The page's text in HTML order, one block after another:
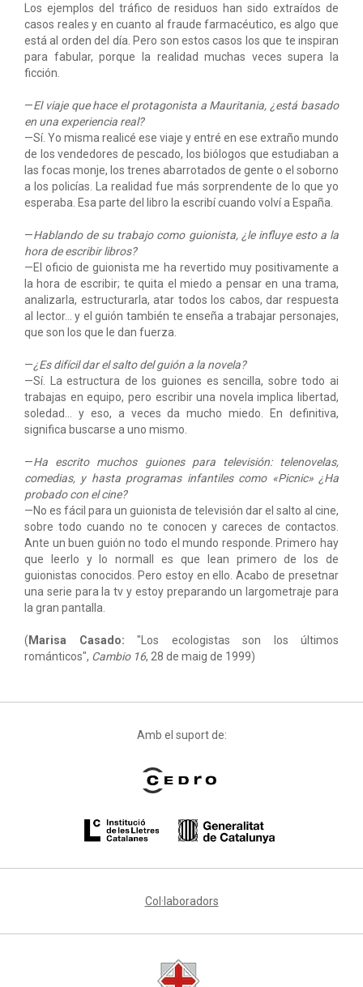
Los ejemplos del tráfico de residuos han sido extraídos de
casos reales y en cuanto al fraude farmacéutico, es algo que
está al orden del día. Pero son estos casos los que te inspiran
para fabular, porque la realidad muchas veces supera la
ficción.
—El viaje que hace el protagonista a Mauritania, ¿está basado
en una experiencia real?
—Sí. Yo misma realicé ese viaje y entré en ese extraño mundo
de los vendedores de pescado, los biólogos que estudiaban a
las focas monje, los trenes abarrotados de gente o el soborno
a los policías. La realidad fue más sorprendente de lo que yo
esperaba. Esa parte del libro la escribí cuando volví a España.
—Hablando de su trabajo como guionista, ¿le influye esto a la
hora de escribir libros?
—El oficio de guionista me ha revertido muy positivamente a
la hora de escribir; te quita el miedo a pensar en una trama,
analizarla, estructurarla, atar todos los cabos, dar respuesta
al lector... y el guión también te enseña a trabajar personajes,
que son los que le dan fuerza.
—¿Es difícil dar el salto del guión a la novela?
—Sí. La estructura de los guiones es sencilla, sobre todo ai
trabajas en equipo, pero escribir una novela implica libertad,
soledad... y eso, a veces da mucho miedo. En definitiva,
significa buscarse a uno mismo.
—Ha escrito muchos guiones para televisión: telenovelas,
comedias, y hasta programas infantiles como «Picnic» ¿Ha
probado con el cine?
—No es fácil para un guionista de televisión dar el salto al cine,
sobre todo cuando no te conocen y careces de contactos.
Ante un buen guión no todo el mundo responde. Primero hay
que leerlo y lo normall es que lean primero de los de
guionistas conocidos. Pero estoy en ello. Acabo de presetnar
una serie para la tv y estoy preparando un largometraje para
la gran pantalla.
( Marisa Casado: "Los ecologistas son los últimos
románticos", Cambio 16, 28 de maig de 1999)
Amb el suport de:
Col·laboradors